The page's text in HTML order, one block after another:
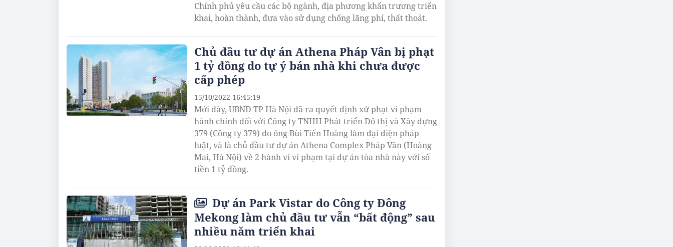
Chính phủ yêu cầu các bộ ngành, địa phương khẩn trương triển
khai, hoàn thành, đưa vào sử dụng chống lãng phí, thất thoát.
Chủ đầu tư dự án Athena Pháp Vân bị phạt
1 tỷ đồng do tự ý bán nhà khi chưa được
cấp phép
Mới đây, UBND TP Hà Nội đã ra quyết định xử phạt vi phạm
hành chính đối với Công ty TNHH Phát triển Đô thị và Xây dựng
379 (Công ty 379) do ông Bùi Tiến Hoàng làm đại diện pháp
luật, và là chủ đầu tư dự án Athena Complex Pháp Vân (Hoàng
Mai, Hà Nội) về 2 hành vi vi phạm tại dự án tòa nhà này với số
tiền 1 tỷ đồng.
15/10/2022 16:45:19
Dự án Park Vistar do Công ty Đông
Mekong làm chủ đầu tư vẫn “bất động” sau
nhiều năm triển khai